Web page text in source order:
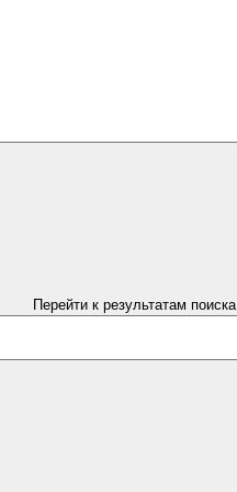
Перейти к результатам поиска